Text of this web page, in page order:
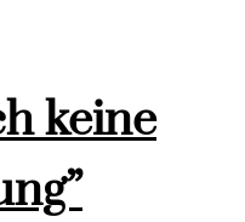
keine